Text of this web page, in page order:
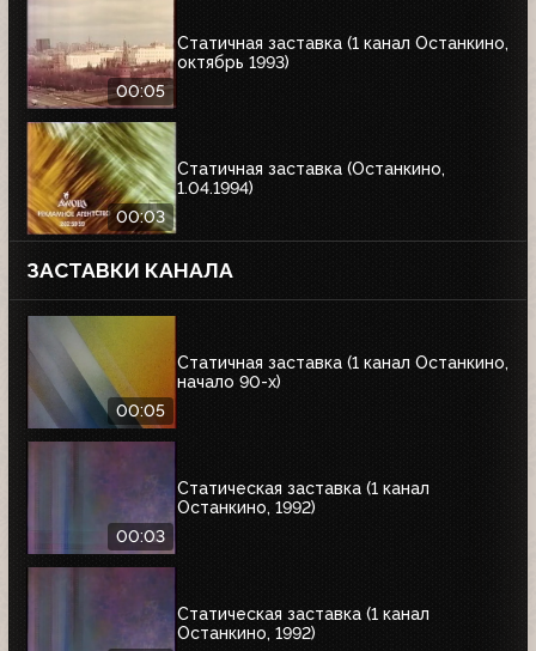
00:05
Статичная заставка (1 канал Останкино,
октябрь 1993)
00:03
Статичная заставка (Останкино,
1.04.1994)
ЗАСТАВКИ КАНАЛА
00:05
Статичная заставка (1 канал Останкино,
начало 90-х)
00:03
Статическая заставка (1 канал
Останкино, 1992)
Статическая заставка (1 канал
Останкино, 1992)